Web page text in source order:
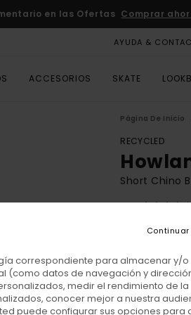
en las Ofertas Comprar
AYUDA &
ACCESORIOS SKATE
Página De Inicio
RECYCLED
Short Chino
4.7
ECO-BONUS
Color
correspondiente para almacenar y/
(como datos de navegación y
medir el rendimiento de la
conocer mejor a nuestra
puede configurar sus opciones para